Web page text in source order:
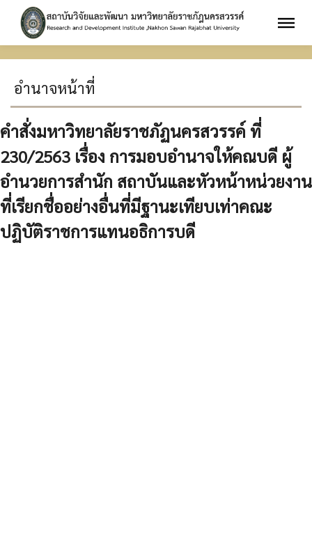
อำนาจหน้าที่
คำสั่งมหาวิทยาลัยราชภัฏนครสวรรค์ ที่
230/2563 เรื่อง การมอบอำนาจให้คณบดี ผู้
อำนวยการสำนัก สถาบันและหัวหน้าหน่วยงาน
ที่เรียกชื่ออย่างอื่นที่มีฐานะเทียบเท่าคณะ
ปฏิบัติราชการแทนอธิการบดี